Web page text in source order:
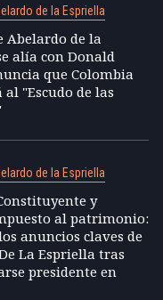
de la Espriella
Abelardo de la
alía con Donald
que Colombia
al "Escudo de las
de la Espriella
y
al patrimonio:
anuncios claves de
La Espriella tras
presidente en